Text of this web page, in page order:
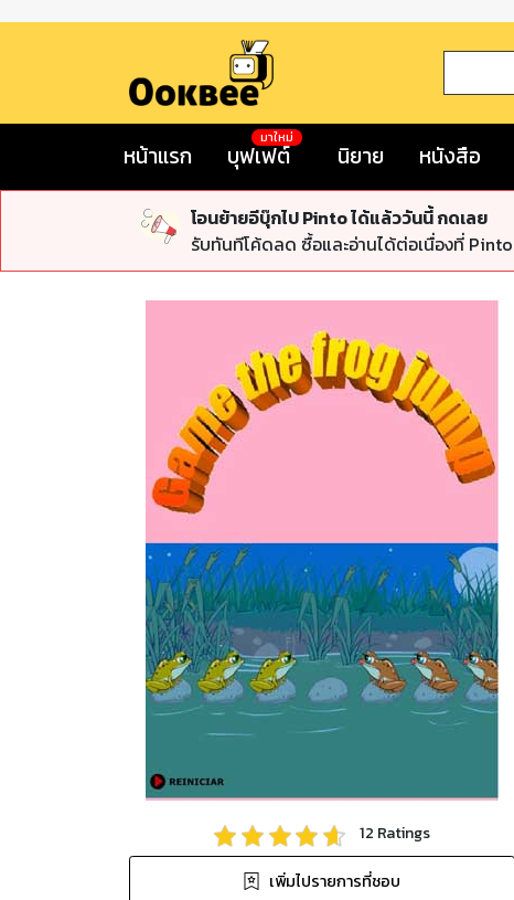
หน้าแรก บุฟเฟต์
มาใหม่
นิยาย หนังสือ
โอนย้ายอีบุ๊กไป Pinto ได้แล้ววันนี้ กดเลย
รับทันทีโค้ดลด ซื้อและอ่านได้ต่อเนื่องที่ Pinto
12 Ratings
เพิ่มไปรายการที่ชอบ